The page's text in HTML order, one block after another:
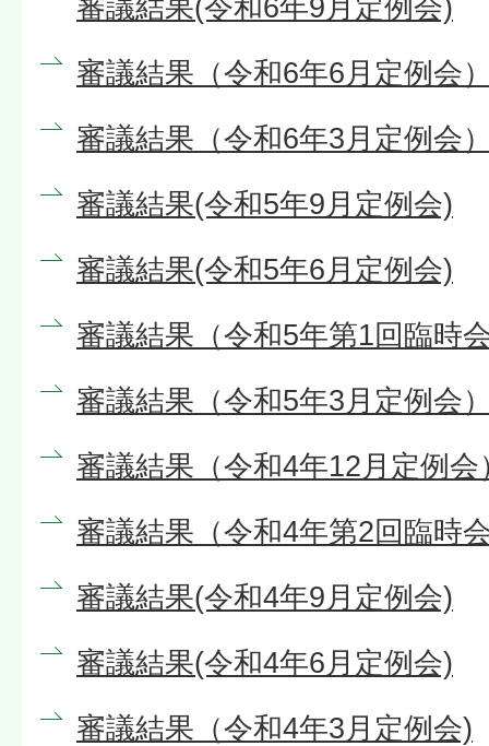
審議結果(令和6年9月定例会)
審議結果（令和6年6月定例会
審議結果（令和6年3月定例会
審議結果(令和5年9月定例会)
審議結果(令和5年6月定例会)
審議結果（令和5年第1回臨時
審議結果（令和5年3月定例会
審議結果（令和4年12月定例会
審議結果（令和4年第2回臨時
審議結果(令和4年9月定例会)
審議結果(令和4年6月定例会)
審議結果（令和4年3月定例会)